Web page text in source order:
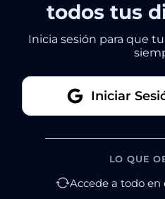
todos tus
Inicia sesión para que
Iniciar
LO QUE
Accede a todo